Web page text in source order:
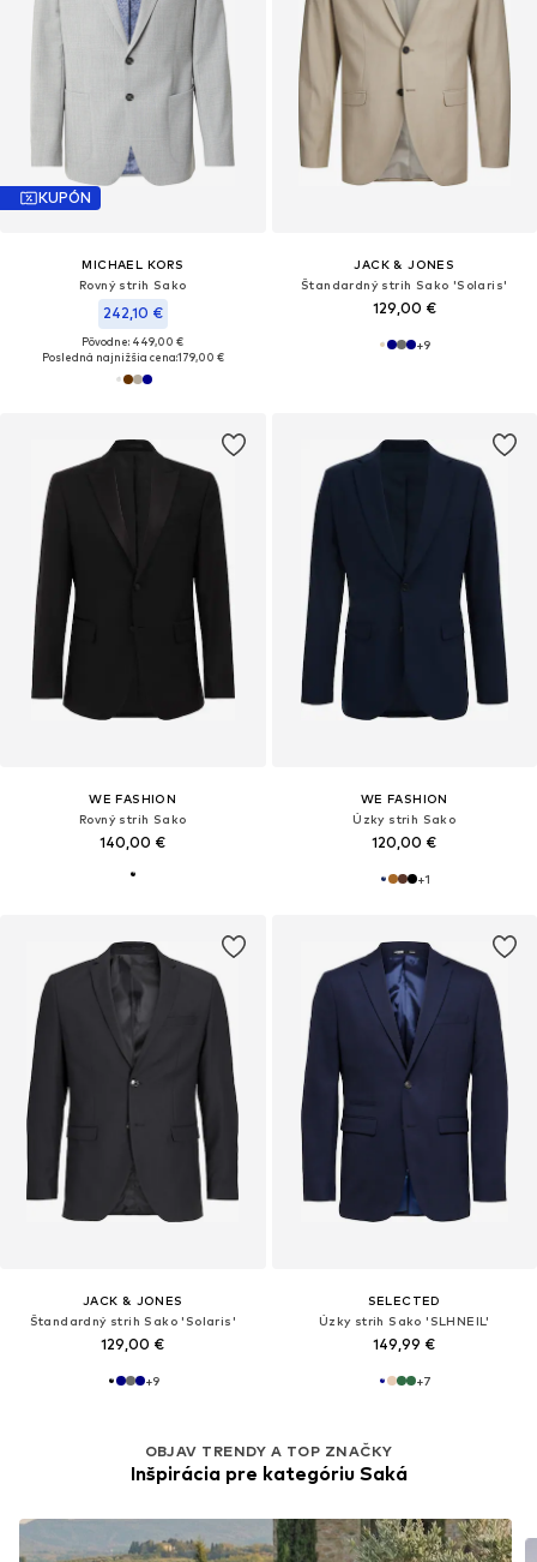
KUPÓN
MICHAEL KORS
Rovný strih Sako
242,10 €
Pôvodne: 449,00 €
Posledná najnižšia cena:179,00 €
JACK & JONES
Štandardný strih Sako 'Solaris'
129,00 €
+9
WE FASHION
Rovný strih Sako
140,00 €
WE FASHION
Úzky strih Sako
120,00 €
+1
JACK & JONES
Štandardný strih Sako 'Solaris'
129,00 €
+9
SELECTED
Úzky strih Sako 'SLHNEIL'
149,99 €
+7
OBJAV TRENDY A TOP ZNAČKY
Inšpirácia pre kategóriu Saká